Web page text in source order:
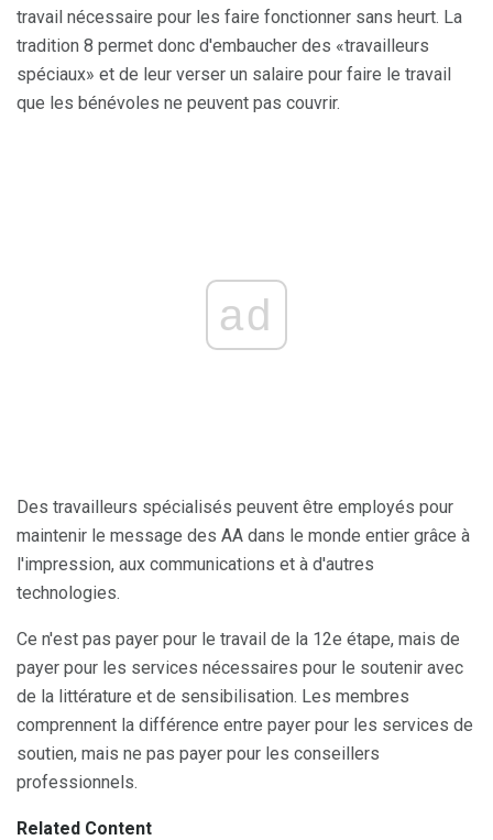
travail nécessaire pour les faire fonctionner sans heurt. La
tradition 8 permet donc d'embaucher des «travailleurs
spéciaux» et de leur verser un salaire pour faire le travail
que les bénévoles ne peuvent pas couvrir.
ad
Des travailleurs spécialisés peuvent être employés pour
maintenir le message des AA dans le monde entier grâce à
l'impression, aux communications et à d'autres
technologies.
Ce n'est pas payer pour le travail de la 12e étape, mais de
payer pour les services nécessaires pour le soutenir avec
de la littérature et de sensibilisation. Les membres
comprennent la différence entre payer pour les services de
soutien, mais ne pas payer pour les conseillers
professionnels.
Related Content